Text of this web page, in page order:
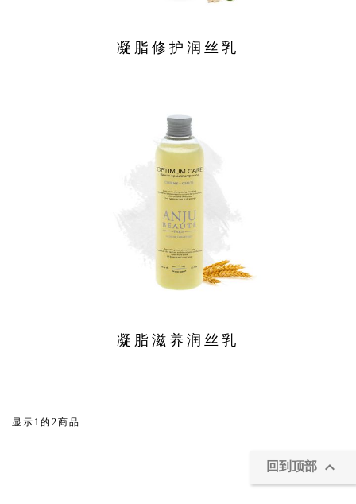
凝脂修护润丝乳
凝脂滋养润丝乳
显示1的2商品
回到顶部 